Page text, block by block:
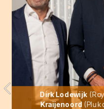
Dirk Lodewijk
Kraijenoord